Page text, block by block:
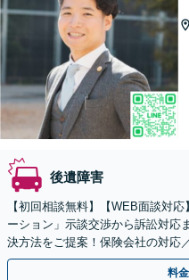
後遺障害
【初回相談無料】【WEB面談対
ーション」示談交渉から訴訟対応
決方法をご提案！保険会社の対応
／休業損害／示談交渉／治療費の
料